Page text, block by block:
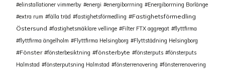
elinstallationer vimmerby
energi energiborrning
Energiborrning Borlänge
extra rum
fälla träd fastighetsförmedling
Fastighetsförmedling
Östersund
fastighetsmäklare vellinge Filter FTX aggregat
flyttfirma
flyttfirma ängelholm
Flyttfirma Helsingborg Flyttstädning Helsingborg
Fönster fönsterbesiktning fönsterbyte fönsterputs
fönsterputs
Halmstad
fönsterputsning Halmstad fönsterrenovering
fönsterrenovering